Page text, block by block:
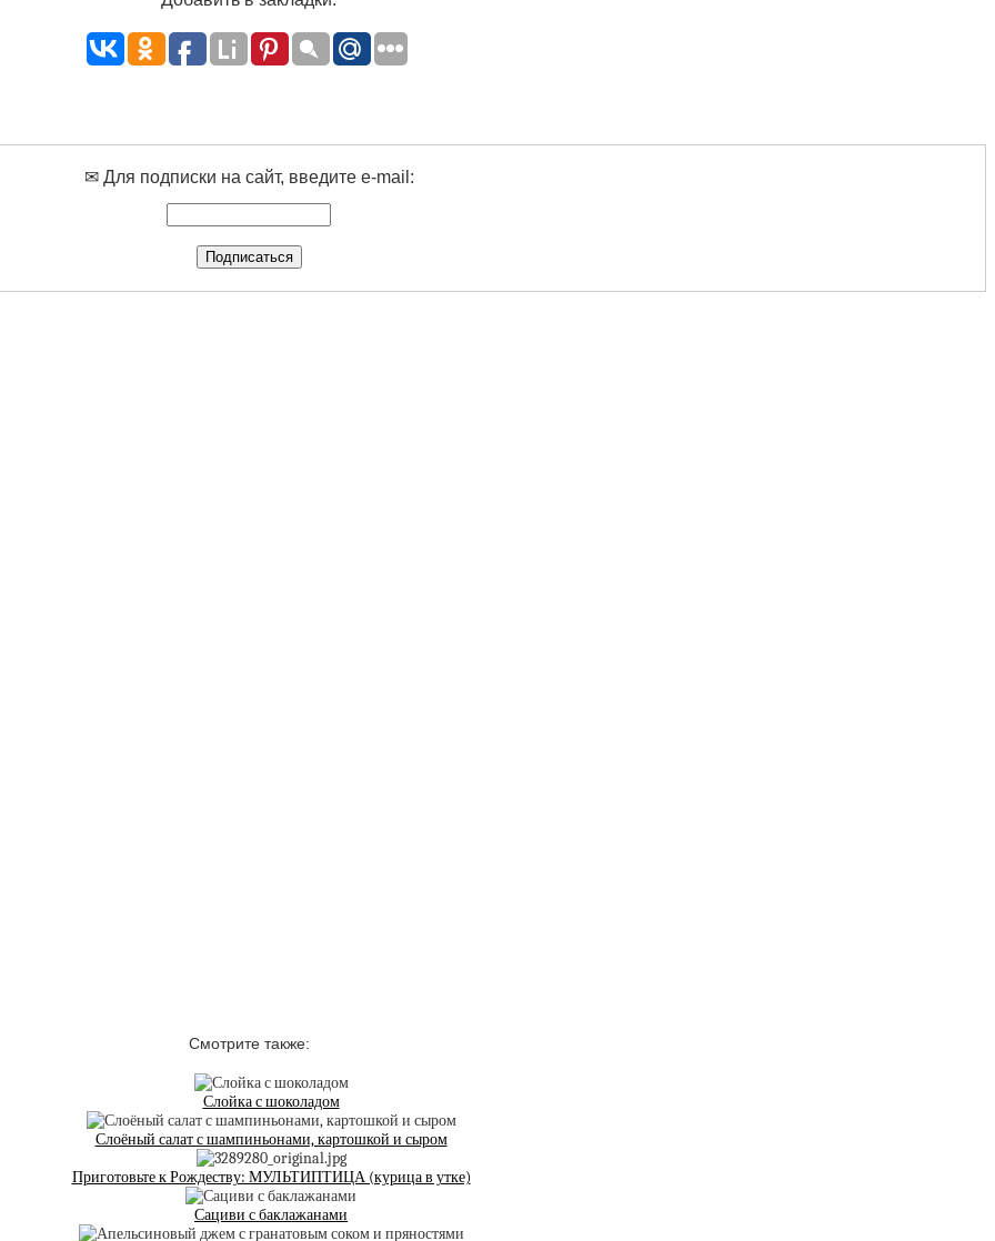
✉ Для подписки на сайт, введите e-mail:
Смотрите также:
Слойка с шоколадом
Слоёный салат с шампиньонами, картошкой и сыром
Приготовьте к Рождеству: МУЛЬТИПТИЦА (курица в утке)
Сациви с баклажанами